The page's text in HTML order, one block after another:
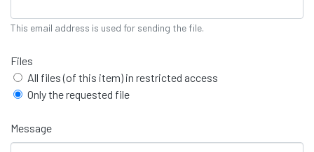
This email address is used for sending the file.
Files
All files (of this item) in restricted access
Only the requested file
Message